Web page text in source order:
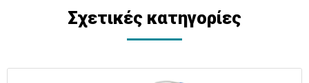
Σχετικές κατηγορίες